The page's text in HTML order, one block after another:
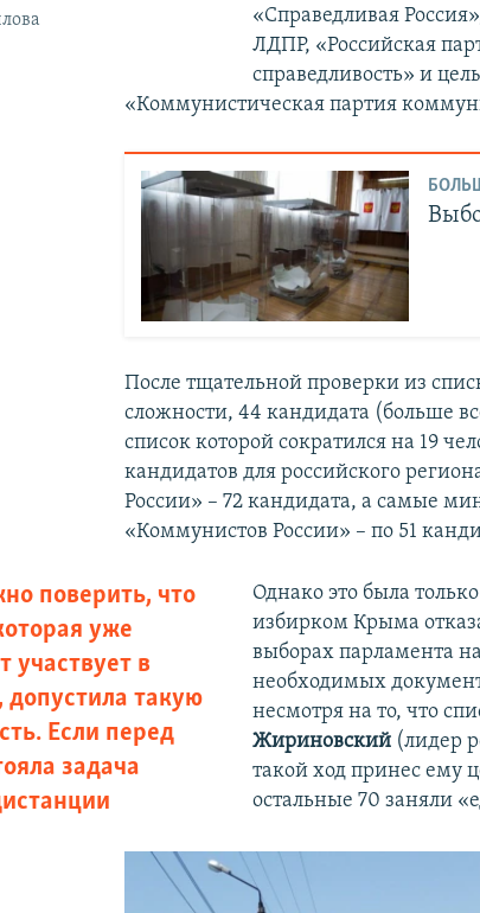
«Справедливая
ЛДПР, «Российская
справедливость» и
«Коммунистическая партия
После тщательной проверки из
сложности, 44 кандидата (больше
список которой сократился на 19
кандидатов для российского
России» – 72 кандидата, а самые
«Коммунистов России» – по 51
поверить, что
уже
участвует в
допустила такую
Если перед
задача
Однако это была
избирком Крыма
выборах парламента
необходимых
несмотря на то, что
Жириновский (лидер
такой ход принес ему
остальные 70 заняли